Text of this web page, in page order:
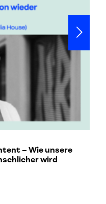
– Wie unsere
wird